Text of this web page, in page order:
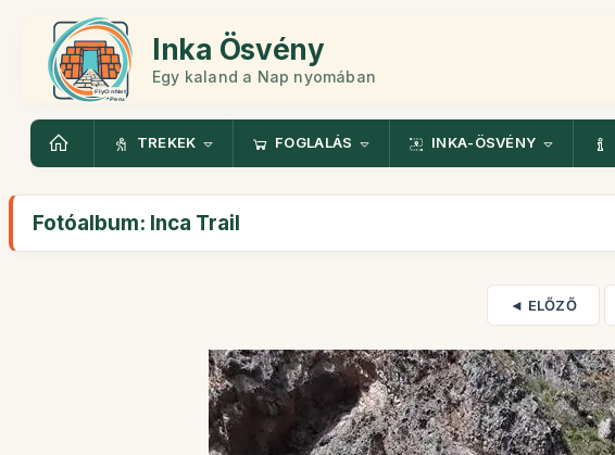
Inka Ösvény
Egy kaland a Nap nyomában
TREKEK FOGLALÁS INKA-ÖSVÉNY
Fotóalbum: Inca Trail
◄ ELŐZŐ